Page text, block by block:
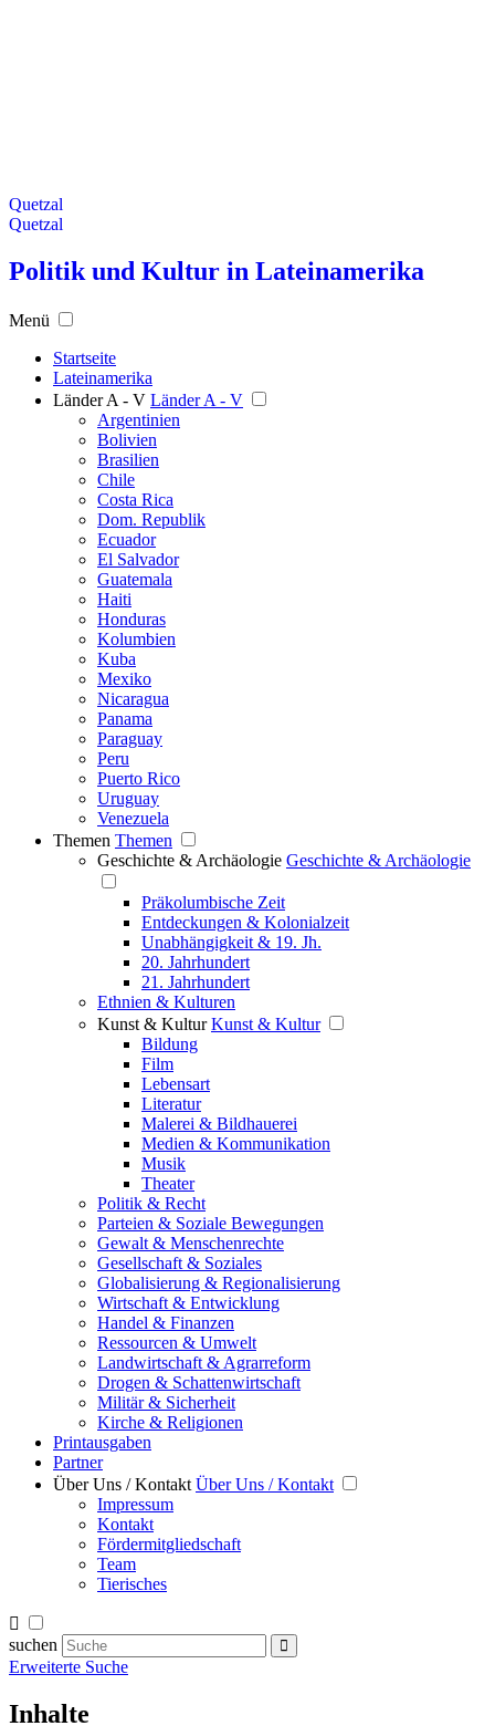
Quetzal
Quetzal
Politik und Kultur in Lateinamerika
Menü
Startseite
Lateinamerika
Länder A - V Länder A - V
Argentinien
Bolivien
Brasilien
Chile
Costa Rica
Dom. Republik
Ecuador
El Salvador
Guatemala
Haiti
Honduras
Kolumbien
Kuba
Mexiko
Nicaragua
Panama
Paraguay
Peru
Puerto Rico
Uruguay
Venezuela
Themen Themen
Geschichte & Archäologie Geschichte & Archäologie
Präkolumbische Zeit
Entdeckungen & Kolonialzeit
Unabhängigkeit & 19. Jh.
20. Jahrhundert
21. Jahrhundert
Ethnien & Kulturen
Kunst & Kultur Kunst & Kultur
Bildung
Film
Lebensart
Literatur
Malerei & Bildhauerei
Medien & Kommunikation
Musik
Theater
Politik & Recht
Parteien & Soziale Bewegungen
Gewalt & Menschenrechte
Gesellschaft & Soziales
Globalisierung & Regionalisierung
Wirtschaft & Entwicklung
Handel & Finanzen
Ressourcen & Umwelt
Landwirtschaft & Agrarreform
Drogen & Schattenwirtschaft
Militär & Sicherheit
Kirche & Religionen
Printausgaben
Partner
Über Uns / Kontakt Über Uns / Kontakt
Impressum
Kontakt
Fördermitgliedschaft
Team
Tierisches
suchen
Erweiterte Suche
Inhalte